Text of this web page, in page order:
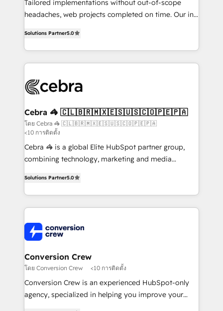
Tailored implementations without out-of-scope
headaches, web projects completed on time. Our in-
developers, designers, and marketers handles all
aspects of your HubSpot. ✨ 400+ global clients ✨
100+ seamless migrations from 15+ different CRMs
implementations, and 5,000+ pages ✨ CS: Clients
CS: 245% organic growth & +751% new visitors for a
full-funnel HubSpot project ✨ CS: 415% conversion
boost with a new HubSpot site Recognized leaders:
🏆 HubSpot Platform Migration Impact Award 🏆
Clutch HubSpot Global Leader 🏆 Finalist: HubSpot
Award for Best Website 🌟 Accreditations: CRM
Implementation, HubSpot Content Experience, CRM
Data Migration & Custom Integration
Solutions Partner5.0
Cebra 🦓 🇨🇱🇧🇷🇲🇽🇪🇸🇺🇸🇨🇴🇵🇪🇵🇦
โดย Cebra 🦓 🇨🇱🇧🇷🇲🇽🇪🇸🇺🇸🇨🇴🇵🇪🇵🇦
<10 การติดตั้ง
Cebra 🦓 is a global Elite HubSpot partner group,
combining technology, marketing and media
Europe, with teams across 7 countries. Born in Chile,
we combine local insight with international reach to
help businesses grow through technology, creativity,
500+ HubSpot implementations, building end-to-
end solutions that integrate CRM, AI automation,
inbound and loop marketing, content, and digital
creativity. Our multicultural team works in Spanish,
Portuguese, and English to design scalable strategies
that drive measurable growth. 🌎 Highlights: • 10+
Solutions Partner5.0
Conversion Crew
โดย Conversion Crew <10 การติดตั้ง
Conversion Crew is an experienced HubSpot-only
agency, specialized in helping you improve your